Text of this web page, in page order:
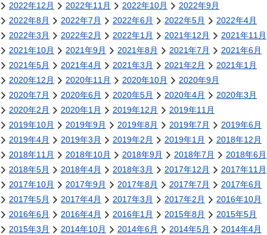
2022年12月
2022年11月 2022年10月
2022年9月
2022年8月
2022年7月 2022年6月 2022年5月
2022年4月
2022年3月
2022年2月 2022年1月 2021年12月
2021年11月
2021年10月
2021年9月 2021年8月 2021年7月
2021年6月
2021年5月
2021年4月 2021年3月 2021年2月
2021年1月
2020年12月
2020年11月 2020年10月
2020年9月
2020年7月
2020年6月 2020年5月 2020年4月
2020年3月
2020年2月
2020年1月 2019年12月
2019年11月
2019年10月
2019年9月 2019年8月 2019年7月
2019年6月
2019年4月
2019年3月 2019年2月 2019年1月
2018年12月
2018年11月
2018年10月 2018年9月 2018年7月
2018年6月
2018年5月
2018年4月 2018年3月 2017年12月
2017年11月
2017年10月
2017年9月 2017年8月 2017年7月
2017年6月
2017年5月
2017年4月 2017年3月 2017年2月
2016年10月
2016年6月
2016年4月 2016年1月 2015年8月
2015年5月
2015年3月
2014年10月 2014年6月 2014年5月
2014年4月